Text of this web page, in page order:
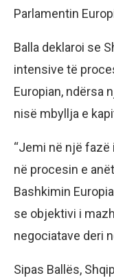
Parlamentin
Balla deklaroi se
intensive të
Europian, ndërsa
nisë mbyllja e
“Jemi në një
në procesin e
Bashkimin
se objektivi i
negociatave deri
Sipas Ballës,